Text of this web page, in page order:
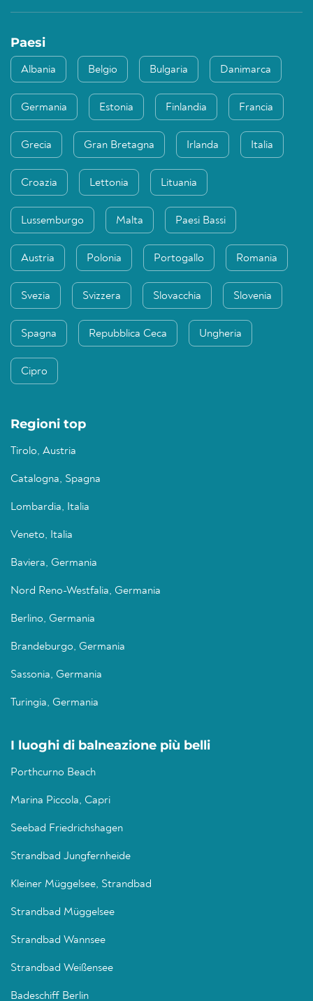
Paesi
Albania Belgio Bulgaria Danimarca
Germania Estonia Finlandia Francia
Grecia Gran Bretagna Irlanda Italia
Croazia Lettonia Lituania
Lussemburgo Malta Paesi Bassi
Austria Polonia Portogallo Romania
Svezia Svizzera Slovacchia Slovenia
Spagna Repubblica Ceca Ungheria
Cipro
Regioni top
Tirolo, Austria
Catalogna, Spagna
Lombardia, Italia
Veneto, Italia
Baviera, Germania
Nord Reno-Westfalia, Germania
Berlino, Germania
Brandeburgo, Germania
Sassonia, Germania
Turingia, Germania
I luoghi di balneazione più belli
Porthcurno Beach
Marina Piccola, Capri
Seebad Friedrichshagen
Strandbad Jungfernheide
Kleiner Müggelsee, Strandbad
Strandbad Müggelsee
Strandbad Wannsee
Strandbad Weißensee
Badeschiff Berlin